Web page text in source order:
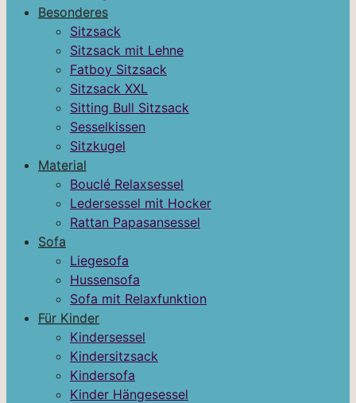
Besonderes
Sitzsack
Sitzsack mit Lehne
Fatboy Sitzsack
Sitzsack XXL
Sitting Bull Sitzsack
Sesselkissen
Sitzkugel
Material
Bouclé Relaxsessel
Ledersessel mit Hocker
Rattan Papasansessel
Sofa
Liegesofa
Hussensofa
Sofa mit Relaxfunktion
Für Kinder
Kindersessel
Kindersitzsack
Kindersofa
Kinder Hängesessel